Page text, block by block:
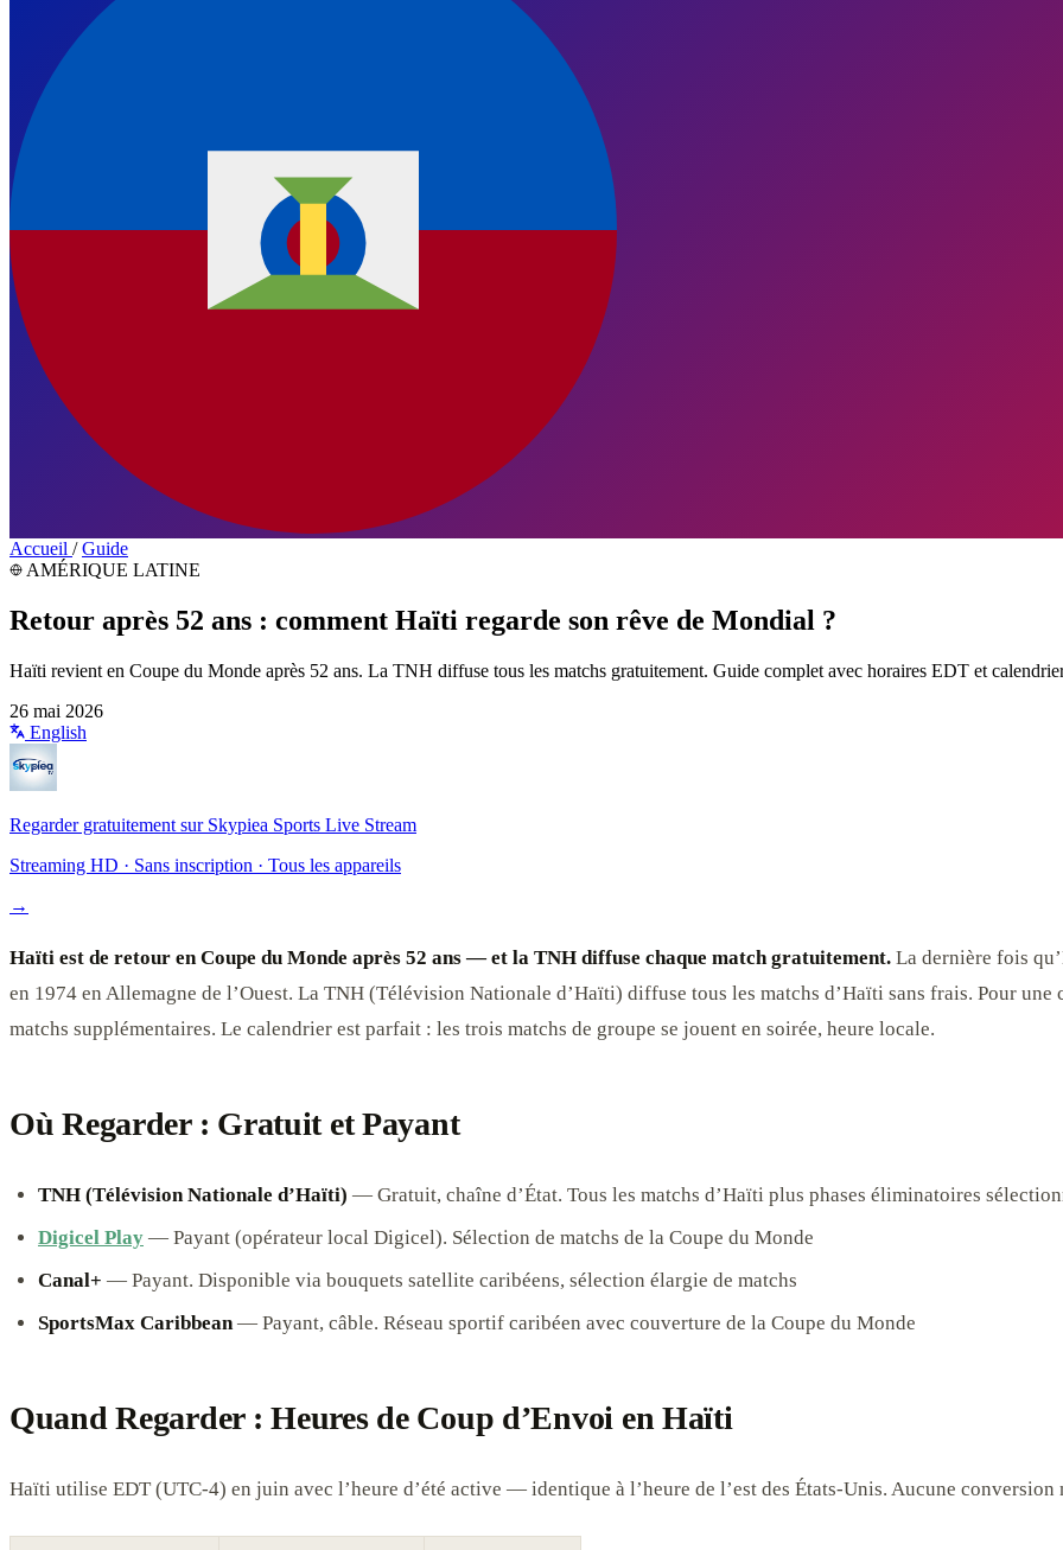
Accueil / Guide
AMÉRIQUE LATINE
Retour après 52 ans : comment Haïti regarde son rêve de Mondial ?
Haïti revient en Coupe du Monde après 52 ans. La TNH diffuse tous les matchs gratuitement. Guide complet avec horaires EDT et
26 mai 2026
English
Regarder gratuitement sur Skypiea Sports Live Stream
Streaming HD · Sans inscription · Tous les appareils
→
Haïti est de retour en Coupe du Monde après 52 ans — et la TNH diffuse chaque match gratuitement. La dernière fois
en 1974 en Allemagne de l’Ouest. La TNH (Télévision Nationale d’Haïti) diffuse tous les matchs d’Haïti sans frais. Pour
matchs supplémentaires. Le calendrier est parfait : les trois matchs de groupe se jouent en soirée, heure locale.
Où Regarder : Gratuit et Payant
TNH (Télévision Nationale d’Haïti) — Gratuit, chaîne d’État. Tous les matchs d’Haïti plus phases éliminatoires
Digicel Play — Payant (opérateur local Digicel). Sélection de matchs de la Coupe du Monde
Canal+ — Payant. Disponible via bouquets satellite caribéens, sélection élargie de matchs
SportsMax Caribbean— Payant, câble. Réseau sportif caribéen avec couverture de la Coupe du Monde
Quand Regarder : Heures de Coup d’Envoi en Haïti
Haïti utilise EDT (UTC-4) en juin avec l’heure d’été active — identique à l’heure de l’est des États-Unis. Aucune conversion